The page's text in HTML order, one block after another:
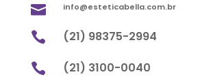
 info@esteticabella.com.br
 (21) 98375-2994
 (21) 3100-0040